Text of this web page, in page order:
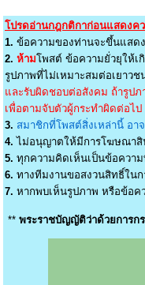
โปรดอ่านกฎกติกาก่อนแสดงค
1. ข้อความของท่านจะขึ้นแส
2. ห้ามโพสต์ ข้อความยั่วยุให้เ
รูปภาพที่ไม่เหมาะสมต่อเยาว
และรับผิดชอบต่อสังคม ถ้ารูป
เพื่อตามจับตัวผู้กระทำผิดต่อไป
3. สมาชิกที่โพสต์สิ่งเหล่านี้ อา
4. ไม่อนุญาตให้มีการโฆษณาสิ
5. ทุกความคิดเห็นเป็นข้อความ
6. ทางทีมงานขอสงวนสิทธิ์ใน
7. หากพบเห็นรูปภาพ หรือข้อค
** พระราชบัญญัติว่าด้วยการก